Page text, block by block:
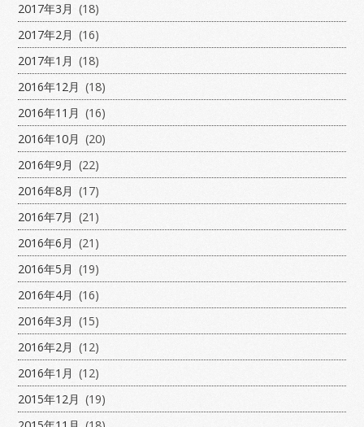
2017年3月 (18)
2017年2月 (16)
2017年1月 (18)
2016年12月 (18)
2016年11月 (16)
2016年10月 (20)
2016年9月 (22)
2016年8月 (17)
2016年7月 (21)
2016年6月 (21)
2016年5月 (19)
2016年4月 (16)
2016年3月 (15)
2016年2月 (12)
2016年1月 (12)
2015年12月 (19)